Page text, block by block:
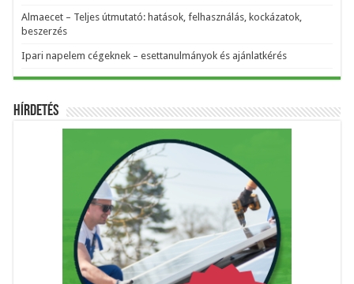
Almaecet – Teljes útmutató: hatások, felhasználás, kockázatok,
beszerzés
Ipari napelem cégeknek – esettanulmányok és ajánlatkérés
Hírdetés